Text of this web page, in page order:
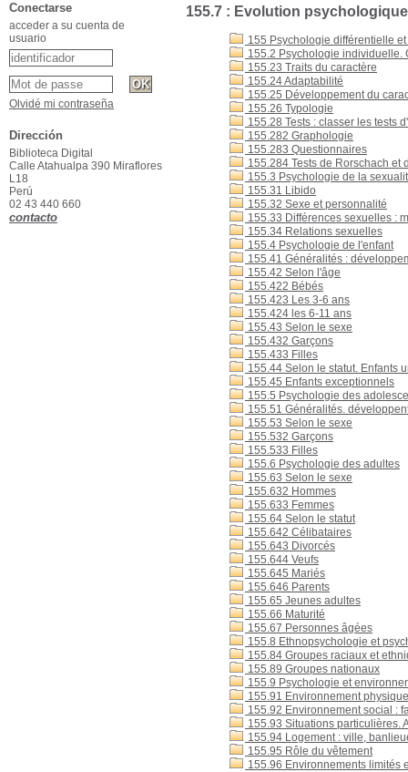
155.7 : Evolution psychologique
155 Psychologie différentielle
155.2 Psychologie individuelle.
155.23 Traits du caractère
155.24 Adaptabilité
155.25 Développement du
155.26 Typologie
155.28 Tests : classer les tests
155.282 Graphologie
155.283 Questionnaires
155.284 Tests de Rorschach et
155.3 Psychologie de la
155.31 Libido
155.32 Sexe et personnalité
155.33 Différences sexuelles :
155.34 Relations sexuelles
155.4 Psychologie de l'enfant
155.41 Généralités :
155.42 Selon l'âge
155.422 Bébés
155.423 Les 3-6 ans
155.424 les 6-11 ans
155.43 Selon le sexe
155.432 Garçons
155.433 Filles
155.44 Selon le statut. Enfants
155.45 Enfants exceptionnels
155.5 Psychologie des
155.51 Généralités.
155.53 Selon le sexe
155.532 Garçons
155.533 Filles
155.6 Psychologie des adultes
155.63 Selon le sexe
155.632 Hommes
155.633 Femmes
155.64 Selon le statut
155.642 Célibataires
155.643 Divorcés
155.644 Veufs
155.645 Mariés
155.646 Parents
155.65 Jeunes adultes
155.66 Maturité
155.67 Personnes âgées
155.8 Ethnopsychologie et
155.84 Groupes raciaux et
155.89 Groupes nationaux
155.9 Psychologie et
155.91 Environnement
155.92 Environnement social :
155.93 Situations particulières.
155.94 Logement : ville,
155.95 Rôle du vêtement
155.96 Environnements limités
Conectarse
acceder a su cuenta de
usuario
Olvidé mi contraseña
Dirección
Biblioteca Digital
Calle Atahualpa 390 Miraflores
L18
Perú
02 43 440 660
contacto